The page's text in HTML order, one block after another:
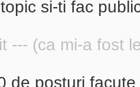
si-ti fac
--- (ca mi-a fost
de posturi